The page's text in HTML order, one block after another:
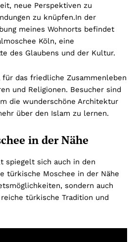
neue Perspektiven zu
zu knüpfen.In der
meines Wohnorts befindet
Köln, eine
des Glaubens und der Kultur.
das friedliche Zusammenleben
und Religionen. Besucher sind
die wunderschöne Architektur
über den Islam zu lernen.
in der Nähe
spiegelt sich auch in den
türkische Moschee in der Nähe
sondern auch
türkische Tradition und